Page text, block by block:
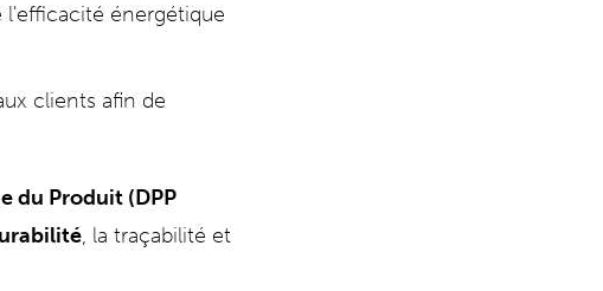
l'efficacité énergétique
clients afin de
du Produit (DPP
, la traçabilité et